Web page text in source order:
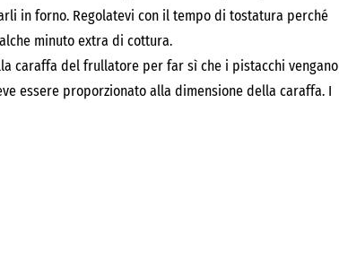
in forno. Regolatevi con il tempo di tostatura perché
minuto extra di cottura.
caraffa del frullatore per far sì che i pistacchi vengano
essere proporzionato alla dimensione della caraffa. I